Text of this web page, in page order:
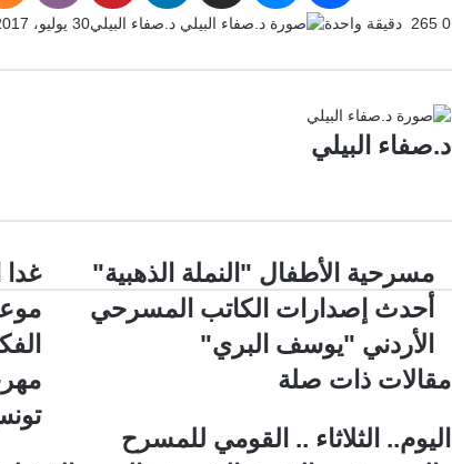
د.صفاء البيلي30 يوليو، 2017 0 دقيقة واحدة
د.صفاء البيلي
ق
ل
مسرحية الأطفال "النملة الذهبية"
أحدث إصدارات الكاتب المسرحي
الأردني "يوسف البري"
مقالات ذات صلة
اليوم.. الثلاثاء .. القومي للمسرح